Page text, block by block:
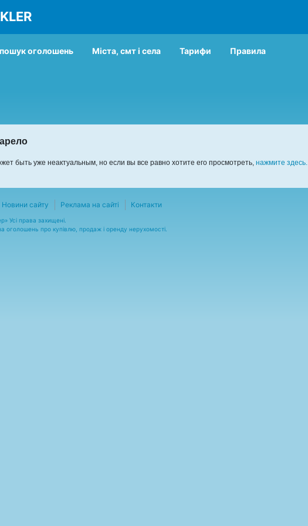
пошук оголошень Міста, смт і села Тарифи Правила
быть уже неактуальным, но если вы все равно хотите его просмотреть, нажмите здесь.
Новини сайту Реклама на сайті Контакти
Усі права захищені.
оголошень про купівлю, продаж і оренду нерухомості.